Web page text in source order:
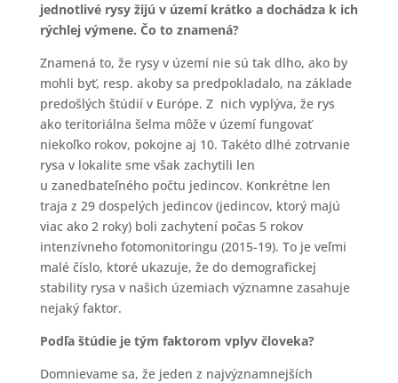
jednotlivé rysy žijú v území krátko a dochádza k ich
rýchlej výmene. Čo to znamená?
Znamená to, že rysy v území nie sú tak dlho, ako by
mohli byť, resp. akoby sa predpokladalo, na základe
predošlých štúdií v Európe. Z nich vyplýva, že rys
ako teritoriálna šelma môže v území fungovať
niekoľko rokov, pokojne aj 10. Takéto dlhé zotrvanie
rysa v lokalite sme však zachytili len
u zanedbateľného počtu jedincov. Konkrétne len
traja z 29 dospelých jedincov (jedincov, ktorý majú
viac ako 2 roky) boli zachytení počas 5 rokov
intenzívneho fotomonitoringu (2015-19). To je veľmi
malé číslo, ktoré ukazuje, že do demografickej
stability rysa v našich územiach významne zasahuje
nejaký faktor.
Podľa štúdie je tým faktorom vplyv človeka?
Domnievame sa, že jeden z najvýznamnejších